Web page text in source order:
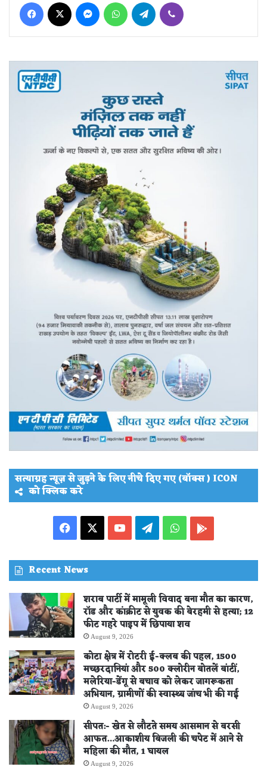
सत्याग्रह न्यूज़ से जुड़ने के लिए नीचे दिए गए (बॉक्स ) ICON
को क्लिक करे
Facebook YouTubeTelegramWhatsApp
Recent News
शराब पार्टी में मामूली विवाद बना मौत का कारण,
रॉड और कांक्रीट से युवक की बेरहमी से हत्या; 12
फीट गहरे पाइप में छिपाया शव
August 9, 2026
कोटा क्षेत्र में रोटरी ई-क्लब की पहल, 1500
मच्छरदानियां और 500 क्लोरीन बोतलें बांटीं,
मलेरिया-डेंगू से बचाव को लेकर जागरूकता
अभियान, ग्रामीणों की स्वास्थ्य जांच भी की गई
August 9, 2026
सीपत:- खेत से लौटते समय आसमान से बरसी
आफत…आकाशीय बिजली की चपेट में आने से
महिला की मौत, 1 घायल
August 9, 2026